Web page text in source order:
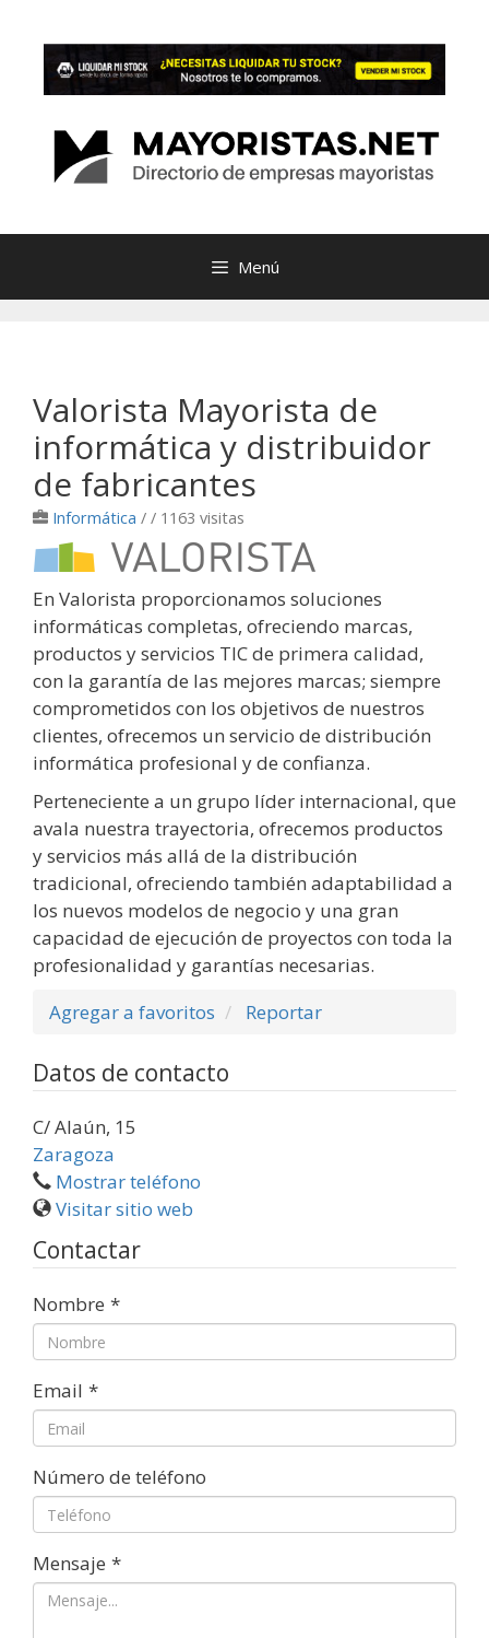
contenido
Menú
Valorista Mayorista de
informática y distribuidor
de fabricantes
Informática / / 1163 visitas
En Valorista proporcionamos soluciones
informáticas completas, ofreciendo marcas,
productos y servicios TIC de primera calidad,
con la garantía de las mejores marcas; siempre
comprometidos con los objetivos de nuestros
clientes, ofrecemos un servicio de distribución
informática profesional y de confianza.
Perteneciente a un grupo líder internacional, que
avala nuestra trayectoria, ofrecemos productos
y servicios más allá de la distribución
tradicional, ofreciendo también adaptabilidad a
los nuevos modelos de negocio y una gran
capacidad de ejecución de proyectos con toda la
profesionalidad y garantías necesarias.
Agregar a favoritos
Reportar
Datos de contacto
C/ Alaún, 15
Zaragoza
Mostrar teléfono
Visitar sitio web
Contactar
Nombre *
Email *
Número de teléfono
Mensaje *